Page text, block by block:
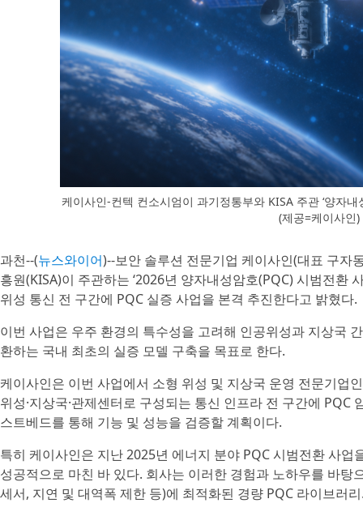
케이사인-컨텍 컨소시엄이 과기정통부와 KISA 주관 ‘양자
(제공=케이사인)
과천--(뉴스와이어)--보안 솔루션 전문기업 케이사인(대표 구자
흥원(KISA)이 주관하는 ‘2026년 양자내성암호(PQC) 시범전환
위성 통신 전 구간에 PQC 실증 사업을 본격 추진한다고 밝혔다.
이번 사업은 우주 환경의 특수성을 고려해 인공위성과 지상국
환하는 국내 최초의 실증 모델 구축을 목표로 한다.
케이사인은 이번 사업에서 소형 위성 및 지상국 운영 전문기업
위성·지상국·관제센터로 구성되는 통신 인프라 전 구간에
스트베드를 통해 기능 및 성능을 검증할 계획이다.
특히 케이사인은 지난 2025년 에너지 분야 PQC 시범전환 사
성공적으로 마친 바 있다. 회사는 이러한 경험과 노하우를 바
세서, 지연 및 대역폭 제한 등)에 최적화된 경량 PQC 라이브러